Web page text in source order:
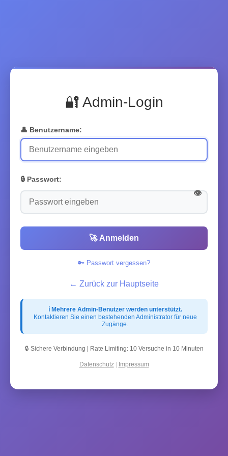
🔐 Admin-Login
👤 Benutzername:
🔒 Passwort:
👁️
🚀 Anmelden
🔑 Passwort vergessen?
← Zurück zur Hauptseite
ℹ️ Mehrere Admin-Benutzer werden unterstützt.
Kontaktieren Sie einen bestehenden Administrator für neue
Zugänge.
🔒 Sichere Verbindung | Rate Limiting: 10 Versuche in 10 Minuten
Datenschutz | Impressum